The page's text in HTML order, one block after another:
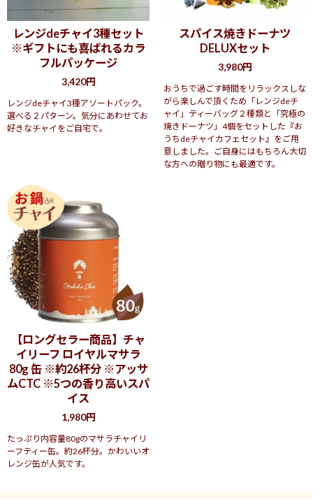
レンジdeチャイ3種セット
※ギフトにも喜ばれるカラ
フルパッケージ
3,420円
レンジdeチャイ3種アソートパック。
選べる２パターン。気分にあわせてお
好きなチャイをご自宅で。
スパイス焼きドーナツ
DELUXセット
3,980円
おうちで過ごす時間をリラックスしな
がら楽しんで頂くため「レンジdeチ
ャイ」ティーバッグ２種類と「究極の
焼きドーナツ」4個をセットした『お
うちdeチャイカフェセット』をご用
意しました。ご自身にはもちろん大切
な方への贈り物にも最適です。
【ロングセラー商品】チャ
イリーフ ロイヤルマサラ
80g 缶 ※約26杯分 ※アッサ
ムCTC ※5つの香り高いスパ
イス
1,980円
たっぷり内容量80gのマサラチャイリ
ーフティー缶。約26杯分。かわいいオ
レンジ缶が人気です。